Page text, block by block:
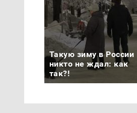
Такую зиму в России
никто не ждал: как
так?!